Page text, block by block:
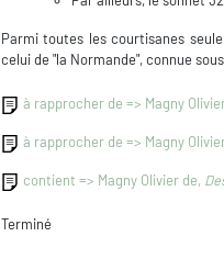
Parmi toutes les courtisanes
celui de "la Normande", connue
à rapprocher de => Magny
à rapprocher de => Magny
contient => Magny Olivier de,
Terminé